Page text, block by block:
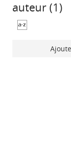
auteur (1 )